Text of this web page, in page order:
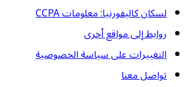
لسكان كاليفورنيا: معلومات CCPA
روابط إلى مواقع أخرى
التغييرات على سياسة الخصوصية
تواصل معنا